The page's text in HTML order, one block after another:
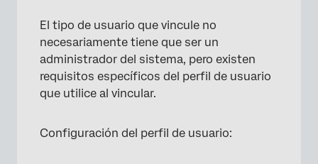
El tipo de usuario que vincule no
necesariamente tiene que ser un
administrador del sistema, pero existen
requisitos específicos del perfil de usuario
que utilice al vincular.
Configuración del perfil de usuario: